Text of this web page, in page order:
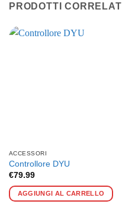
PRODOTTI CORRELATI
ACCESSORI
Controllore DYU
€79.99
AGGIUNGI AL CARRELLO